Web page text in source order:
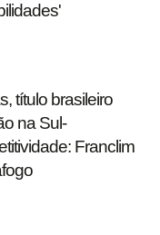
título brasileiro
na Sul-
Franclim